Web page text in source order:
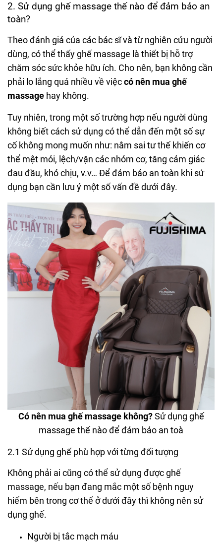
2. Sử dụng ghế massage thế nào để đảm bảo an
toàn?
Theo đánh giá của các bác sĩ và từ nghiên cứu người
dùng, có thể thấy ghế massage là thiết bị hỗ trợ
chăm sóc sức khỏe hữu ích. Cho nên, bạn không cần
phải lo lắng quá nhiều về việccó nên mua ghế
massage hay không.
Tuy nhiên, trong một số trường hợp nếu người dùng
không biết cách sử dụng có thể dẫn đến một số sự
cố không mong muốn như: nằm sai tư thế khiến cơ
thể mệt mỏi, lệch/vặn các nhóm cơ, tăng cảm giác
đau đầu, khó chịu, v.v… Để đảm bảo an toàn khi sử
dụng bạn cần lưu ý một số vấn đề dưới đây.
Có nên mua ghế massage không?Sử dụng ghế
massage thế nào để đảm bảo an toà
2.1 Sử dụng ghế phù hợp với từng đối tượng
Không phải ai cũng có thể sử dụng được ghế
massage, nếu bạn đang mắc một số bệnh nguy
hiểm bên trong cơ thể ở dưới đây thì không nên sử
dụng ghế.
Người bị tắc mạch máu